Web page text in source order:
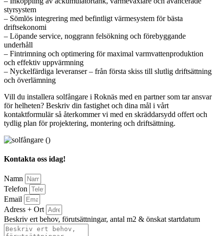
styrsystem
– Sömlös integrering med befintligt värmesystem för bästa
driftsekonomi
– Löpande service, noggrann felsökning och förebyggande
underhåll
– Fintrimning och optimering för maximal varmvattenproduktion
och effektiv uppvärmning
– Nyckelfärdiga leveranser – från första skiss till slutlig driftsättning
och överlämning
Vill du installera solfångare i Roknäs med en partner som tar ansvar
för helheten? Beskriv din fastighet och dina mål i vårt
kontaktformulär så återkommer vi med en skräddarsydd offert och
tydlig plan för projektering, montering och driftsättning.
Kontakta oss idag!
Namn
Telefon
Email
Adress + Ort
Beskriv ert behov, förutsättningar, antal m2 & önskat startdatum